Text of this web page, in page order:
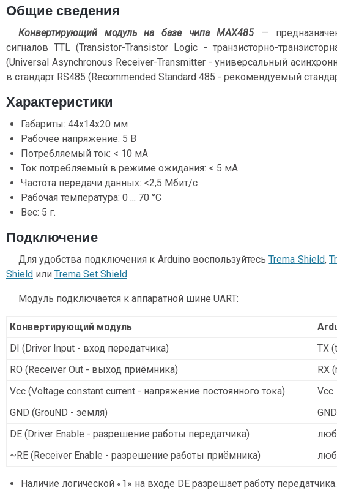
Общие сведения
Конвертирующий модуль на базе чипа MAX485—
сигналов TTL (Transistor-Transistor Logic - транзисторно-
(Universal Asynchronous Receiver-Transmitter - универсальный
в стандарт RS485 (Recommended Standard 485 - рекомендуемый
Характеристики
Габариты: 44x14x20 мм
Рабочее напряжение: 5 В
Потребляемый ток: < 10 мА
Ток потребляемый в режиме ожидания: < 5 мА
Частота передачи данных: <2,5 Мбит/с
Рабочая температура: 0 ... 70 °С
Вес: 5 г.
Подключение
Для удобства подключения к Arduino воспользуйтесьTrema Shield,
Shield или Trema Set Shield.
Модуль подключается к аппаратной шине UART:
Конвертирующий модуль
DI (Driver Input - вход передатчика)
TX
RO (Receiver Out - выход приёмника)
RX
Vcc (Voltage constant current - напряжение постоянного тока)
Vcc
GND (GrouND - земля)
DE (Driver Enable - разрешение работы передатчика)
~RE (Receiver Enable - разрешение работы приёмника)
Наличие логической «1» на входе DE разрешает работу передатчика.